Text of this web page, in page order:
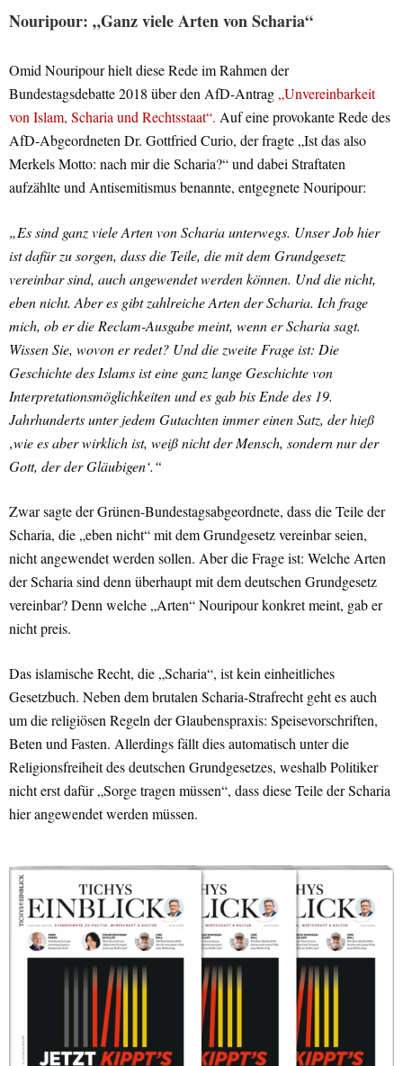
Nouripour: „Ganz viele Arten von Scharia“
Omid Nouripour hielt diese Rede im Rahmen der
Bundestagsdebatte 2018 über den AfD-Antrag „Unvereinbarkeit
von Islam, Scharia und Rechtsstaat“. Auf eine provokante Rede des
AfD-Abgeordneten Dr. Gottfried Curio, der fragte „Ist das also
Merkels Motto: nach mir die Scharia?“ und dabei Straftaten
aufzählte und Antisemitismus benannte, entgegnete Nouripour:
„Es sind ganz viele Arten von Scharia unterwegs. Unser Job hier
ist dafür zu sorgen, dass die Teile, die mit dem Grundgesetz
vereinbar sind, auch angewendet werden können. Und die nicht,
eben nicht. Aber es gibt zahlreiche Arten der Scharia. Ich frage
mich, ob er die Reclam-Ausgabe meint, wenn er Scharia sagt.
Wissen Sie, wovon er redet? Und die zweite Frage ist: Die
Geschichte des Islams ist eine ganz lange Geschichte von
Interpretationsmöglichkeiten und es gab bis Ende des 19.
Jahrhunderts unter jedem Gutachten immer einen Satz, der hieß
‚wie es aber wirklich ist, weiß nicht der Mensch, sondern nur der
Gott, der der Gläubigen‘.“
Zwar sagte der Grünen-Bundestagsabgeordnete, dass die Teile der
Scharia, die „eben nicht“ mit dem Grundgesetz vereinbar seien,
nicht angewendet werden sollen. Aber die Frage ist: Welche Arten
der Scharia sind denn überhaupt mit dem deutschen Grundgesetz
vereinbar? Denn welche „Arten“ Nouripour konkret meint, gab er
nicht preis.
Das islamische Recht, die „Scharia“, ist kein einheitliches
Gesetzbuch. Neben dem brutalen Scharia-Strafrecht geht es auch
um die religiösen Regeln der Glaubenspraxis: Speisevorschriften,
Beten und Fasten. Allerdings fällt dies automatisch unter die
Religionsfreiheit des deutschen Grundgesetzes, weshalb Politiker
nicht erst dafür „Sorge tragen müssen“, dass diese Teile der Scharia
hier angewendet werden müssen.